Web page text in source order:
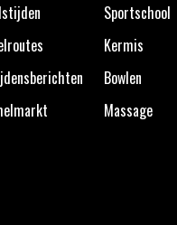
Sportschool
Kermis
Bowlen
Massage